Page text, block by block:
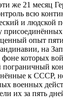
же 21 месяц
всю
и людской
опыт
на
которых
к СССР,
военных
их за пять